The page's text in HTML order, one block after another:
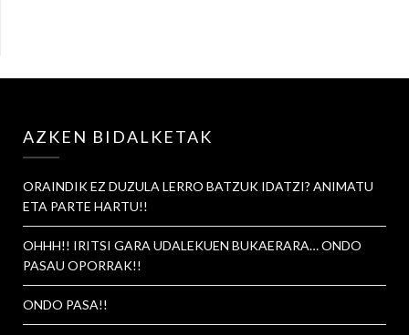
AZKEN BIDALKETAK
ORAINDIK EZ DUZULA LERRO BATZUK IDATZI? ANIMATU
ETA PARTE HARTU!!
OHHH!! IRITSI GARA UDALEKUEN BUKAERARA… ONDO
PASAU OPORRAK!!
ONDO PASA!!